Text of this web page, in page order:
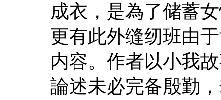
成衣，是為了储蓄
更有此外缝纫班由
内容。作者以小我
論述未必完备殷勤